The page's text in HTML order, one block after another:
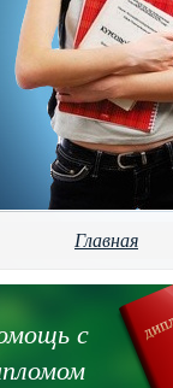
Главная
с